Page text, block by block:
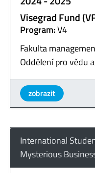
Visegrad Fund
Program:V4
Fakulta
Oddělení pro vědu
zobrazit
International
Mysterious